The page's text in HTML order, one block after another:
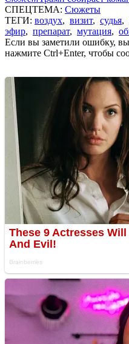
СПЕЦТЕМА: Сюжеты
ТЕГИ: воздух, визит, судья,
эфир, препарат, мутация,
Если вы заметили ошибку,
нажмите Ctrl+Enter, чтобы